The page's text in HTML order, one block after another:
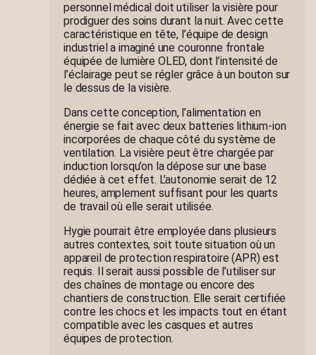
personnel médical doit utiliser la visière pour
prodiguer des soins durant la nuit. Avec cette
caractéristique en tête, l’équipe de design
industriel a imaginé une couronne frontale
équipée de lumière OLED, dont l’intensité de
l’éclairage peut se régler grâce à un bouton sur
le dessus de la visière.
Dans cette conception, l’alimentation en
énergie se fait avec deux batteries lithium-ion
incorporées de chaque côté du système de
ventilation. La visière peut être chargée par
induction lorsqu’on la dépose sur une base
dédiée à cet effet. L’autonomie serait de 12
heures, amplement suffisant pour les quarts
de travail où elle serait utilisée.
Hygie pourrait être employée dans plusieurs
autres contextes, soit toute situation où un
appareil de protection respiratoire (APR) est
requis. Il serait aussi possible de l’utiliser sur
des chaînes de montage ou encore des
chantiers de construction. Elle serait certifiée
contre les chocs et les impacts tout en étant
compatible avec les casques et autres
équipes de protection.